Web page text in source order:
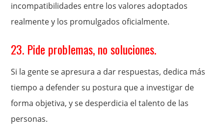
incompatibilidades entre los valores adoptados
realmente y los promulgados oficialmente.
23. Pide problemas, no soluciones.
Si la gente se apresura a dar respuestas, dedica más
tiempo a defender su postura que a investigar de
forma objetiva, y se desperdicia el talento de las
personas.